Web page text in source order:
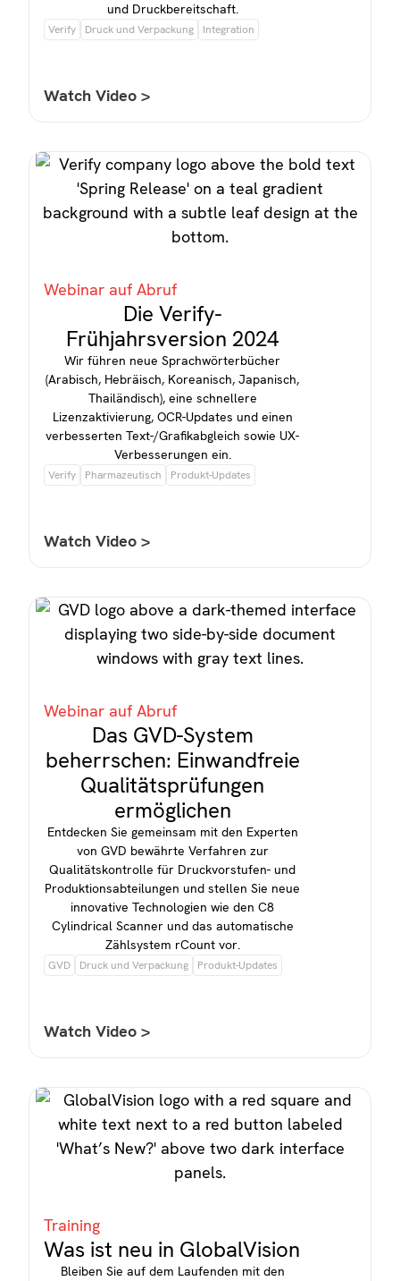
und Druckbereitschaft.
Verify Druck und Verpackung Integration
Watch Video >
Webinar auf Abruf
Die Verify-
Frühjahrsversion 2024
Wir führen neue Sprachwörterbücher
(Arabisch, Hebräisch, Koreanisch, Japanisch,
Thailändisch), eine schnellere
Lizenzaktivierung, OCR-Updates und einen
verbesserten Text-/Grafikabgleich sowie UX-
Verbesserungen ein.
Verify Pharmazeutisch Produkt-Updates
Watch Video >
Webinar auf Abruf
Das GVD-System
beherrschen: Einwandfreie
Qualitätsprüfungen
ermöglichen
Entdecken Sie gemeinsam mit den Experten
von GVD bewährte Verfahren zur
Qualitätskontrolle für Druckvorstufen- und
Produktionsabteilungen und stellen Sie neue
innovative Technologien wie den C8
Cylindrical Scanner und das automatische
Zählsystem rCount vor.
GVD Druck und Verpackung Produkt-Updates
Watch Video >
Training
Was ist neu in GlobalVision
Bleiben Sie auf dem Laufenden mit den